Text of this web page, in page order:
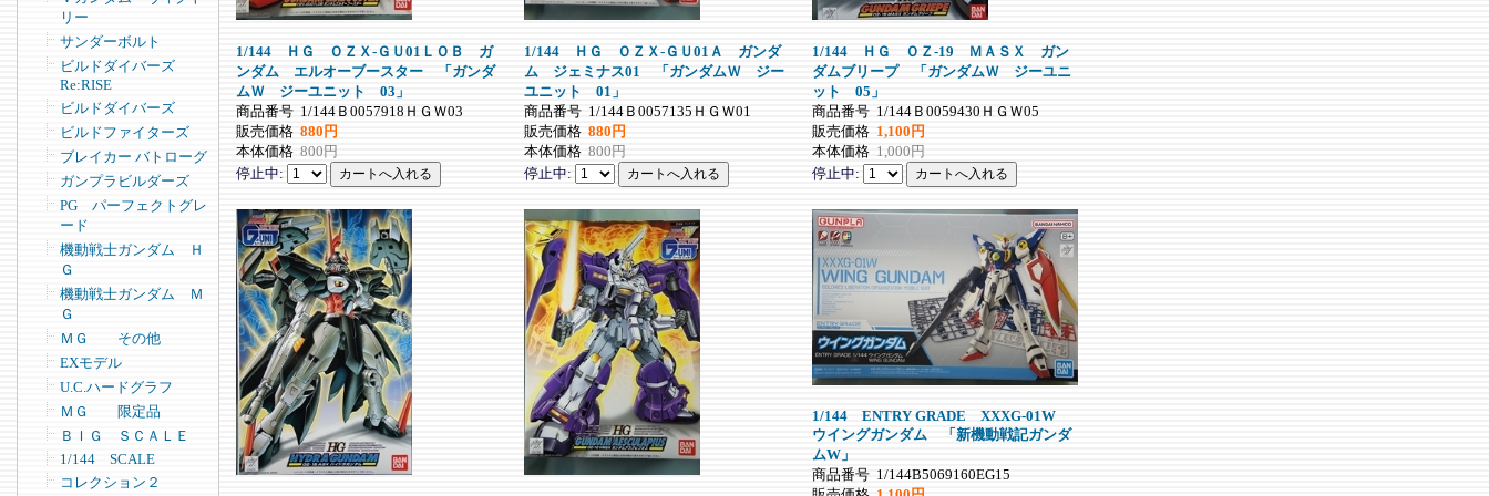
リー
サンダーボルト
ビルドダイバーズ
Re:RISE
ビルドダイバーズ
ビルドファイターズ
ブレイカー バトローグ
ガンプラビルダーズ
PG パーフェクトグレ
ード
機動戦士ガンダム Ｈ
Ｇ
機動戦士ガンダム Ｍ
Ｇ
ＭＧ その他
EXモデル
U.C.ハードグラフ
ＭＧ 限定品
ＢＩＧ ＳＣＡＬＥ
1/144 SCALE
コレクション２
1/144 ＨＧ ＯＺＸ-ＧＵ01ＬＯＢ ガ
ンダム エルオーブースター 「ガンダ
ムＷ ジーユニット 03」
商品番号 1/144Ｂ0057918ＨＧＷ03
販売価格 880円
本体価格 800円
停止中:
1/144 ＨＧ ＯＺＸ-ＧＵ01Ａ ガンダ
ム ジェミナス01 「ガンダムＷ ジー
ユニット 01」
商品番号 1/144Ｂ0057135ＨＧＷ01
販売価格 880円
本体価格 800円
停止中:
1/144 ＨＧ ＯＺ-19 ＭＡＳＸ ガン
ダムブリープ 「ガンダムＷ ジーユニ
ット 05」
商品番号 1/144Ｂ0059430ＨＧＷ05
販売価格 1,100円
本体価格 1,000円
停止中:
1/144 ENTRY GRADE XXXG-01W
ウイングガンダム 「新機動戦記ガンダ
ムW」
商品番号 1/144B5069160EG15